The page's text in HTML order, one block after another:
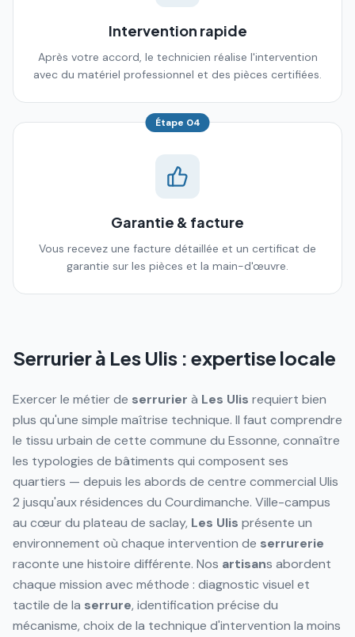
Intervention rapide
Après votre accord, le technicien réalise l'intervention
avec du matériel professionnel et des pièces certifiées.
Étape 04
Garantie & facture
Vous recevez une facture détaillée et un certificat de
garantie sur les pièces et la main-d'œuvre.
Serrurier à Les Ulis : expertise locale
Exercer le métier de serrurier à Les Ulis requiert bien
plus qu'une simple maîtrise technique. Il faut comprendre
le tissu urbain de cette commune du Essonne, connaître
les typologies de bâtiments qui composent ses
quartiers — depuis les abords de centre commercial Ulis
2 jusqu'aux résidences du Courdimanche. Ville-campus
au cœur du plateau de saclay, Les Ulis présente un
environnement où chaque intervention de serrurerie
raconte une histoire différente. Nos artisans abordent
chaque mission avec méthode : diagnostic visuel et
tactile de la serrure, identification précise du
mécanisme, choix de la technique d'intervention la moins